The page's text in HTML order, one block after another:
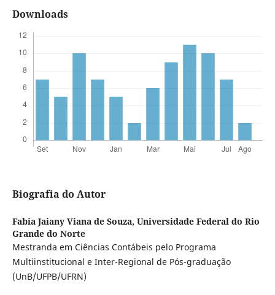
Downloads
Biografia do Autor
Fabia Jaiany Viana de Souza, Universidade Federal do Rio
Grande do Norte
Mestranda em Ciências Contábeis pelo Programa
Multiinstitucional e Inter-Regional de Pós-graduação
(UnB/UFPB/UFRN)